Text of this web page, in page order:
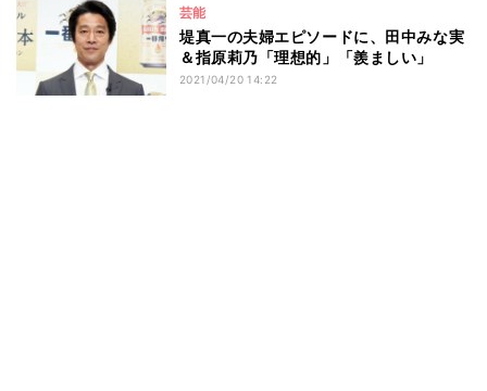
芸能
堤真一の夫婦エピソードに、田中みな実
＆指原莉乃「理想的」「羨ましい」
2021/04/20 14:22